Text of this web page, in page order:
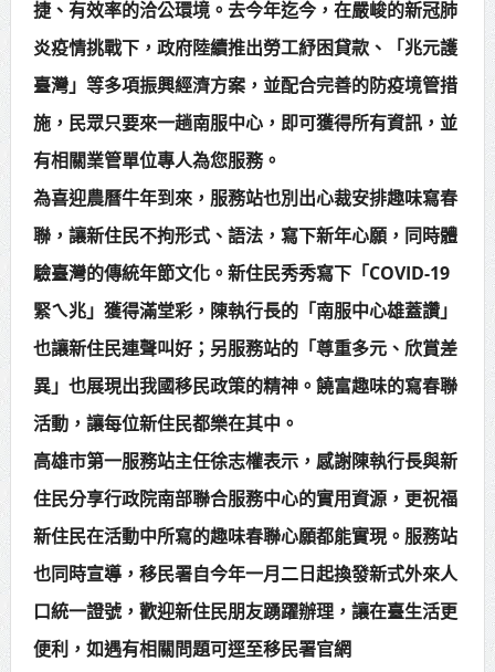
捷、有效率的洽公環境。去今年迄今，在嚴峻的新冠肺
炎疫情挑戰下，政府陸續推出勞工紓困貸款、「兆元護
臺灣」等多項振興經濟方案，並配合完善的防疫境管措
施，民眾只要來一趟南服中心，即可獲得所有資訊，並
有相關業管單位專人為您服務。
為喜迎農曆牛年到來，服務站也別出心裁安排趣味寫春
聯，讓新住民不拘形式、語法，寫下新年心願，同時體
驗臺灣的傳統年節文化。新住民秀秀寫下「COVID-19
緊ㄟ兆」獲得滿堂彩，陳執行長的「南服中心雄蓋讚」
也讓新住民連聲叫好；另服務站的「尊重多元、欣賞差
異」也展現出我國移民政策的精神。饒富趣味的寫春聯
活動，讓每位新住民都樂在其中。
高雄市第一服務站主任徐志權表示，感謝陳執行長與新
住民分享行政院南部聯合服務中心的實用資源，更祝福
新住民在活動中所寫的趣味春聯心願都能實現。服務站
也同時宣導，移民署自今年一月二日起換發新式外來人
口統一證號，歡迎新住民朋友踴躍辦理，讓在臺生活更
便利，如遇有相關問題可逕至移民署官網